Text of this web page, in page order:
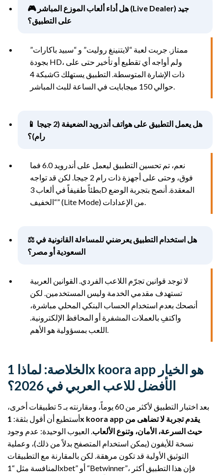
🎮 هل أداء ألعاب الموزع المباشر (Live Dealer) جيد
على التطبيق؟
ممتاز. جربت لعبة “لايتنينغ روليت” و “سبيد باكارات”
بجودة HD، ولم أواجه أي تقطيع أو تأخير حتى على
شبكة 4G ذات الإشارة المتوسطة. التطبيق يستهلك
حوالي 150 ميجابايت في الساعة للبث المباشر.
📱 هل يعمل التطبيق على هواتف أندرويد الضعيفة (2 جيجا
رام)؟
نعم، تم تحسين التطبيق ليعمل على أندرويد 6.0 فما
فوق، وحتى على أجهزة ذات رام 2 جيجا. لكن قد تواجه
بطئاً طفيفاً في ألعاب 3D المعقدة. أنصح بتجربة الوضع
“الخفيف” (Lite Mode) من الإعدادات.
⚖️ هل استخدام التطبيق يعرضني للمساءلة القانونية في
السعودية أو مصر؟
لا توجد قوانين تجرّم اللاعب الفردي. القوانين العربية
تستهدف مقدمي الخدمة وليس المستخدمين. لكن
أنصحك بعدم استخدام الحساب البنكي المحلي مباشرة،
واكتفِ بالعملات المشفرة أو المحافظ الإلكترونية.
اللعب بمسؤولية هو الأهم.
الخلاصة: لماذا 1x koora app هو الخيار
الأفضل للاعب العربي في 2026؟
بعد اختبار التطبيق لأكثر من 60 يوماً، ومقارنته بـ 5 تطبيقات أخرى،
أستطيع أن أقول بثقة: 1x koora app يقدم تجربة لا تضاهى من
حيث السرعة، الأمان، وتنوع الألعاب. العيوب الوحيدة: عدم وجود
نسخة للأيفون (يمكن استخدام المتصفح بدلاً من ذلك)، وعملية
التوثيق الأولية قد تكون مرهقة. لكن بالمقارنة مع التطبيقات
المنافسة مثل “1xbet” أو “Betwinner”، فإن هذا التطبيق أكثر